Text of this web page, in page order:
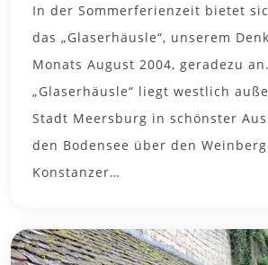
In der Sommerferienzeit bietet
das „Glaserhäusle“, unserem
Monats August 2004, geradezu
„Glaserhäusle“ liegt westlich
Stadt Meersburg in schönster
den Bodensee über den
Konstanzer…